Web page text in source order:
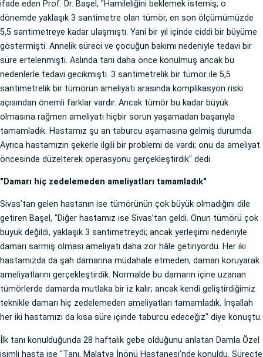
ifade eden Prof. Dr. Başel, "Hamileliğini beklemek istemiş; o
dönemde yaklaşık 3 santimetre olan tümör, en son ölçümümüzde
5,5 santimetreye kadar ulaşmıştı. Yani bir yıl içinde ciddi bir büyüme
göstermişti. Annelik süreci ve çocuğun bakımı nedeniyle tedavi bir
süre ertelenmişti. Aslında tanı daha önce konulmuş ancak bu
nedenlerle tedavi gecikmişti. 3 santimetrelik bir tümör ile 5,5
santimetrelik bir tümörün ameliyatı arasında komplikasyon riski
açısından önemli farklar vardır. Ancak tümör bu kadar büyük
olmasına rağmen ameliyatı hiçbir sorun yaşamadan başarıyla
tamamladık. Hastamız şu an taburcu aşamasına gelmiş durumda.
Ayrıca hastamızın şekerle ilgili bir problemi de vardı; onu da ameliyat
öncesinde düzelterek operasyonu gerçekleştirdik" dedi.
"Damarı hiç zedelemeden ameliyatları tamamladık"
Sivas’tan gelen hastanın ise tümörünün çok büyük olmadığını dile
getiren Başel, "Diğer hastamız ise Sivas’tan geldi. Onun tümörü çok
büyük değildi, yaklaşık 3 santimetreydi; ancak yerleşimi nedeniyle
damarı sarmış olması ameliyatı daha zor hâle getiriyordu. Her iki
hastamızda da şah damarına müdahale etmeden, damarı koruyarak
ameliyatlarını gerçekleştirdik. Normalde bu damarın içine uzanan
tümörlerde damarda mutlaka bir iz kalır; ancak kendi geliştirdiğimiz
teknikle damarı hiç zedelemeden ameliyatları tamamladık. İnşallah
her iki hastamızı da kısa süre içinde taburcu edeceğiz" diye konuştu.
İlk tanı konulduğunda 28 haftalık gebe olduğunu anlatan Damla Özel
isimli hasta ise "Tanı, Malatya İnönü Hastanesi’nde konuldu. Süreçte